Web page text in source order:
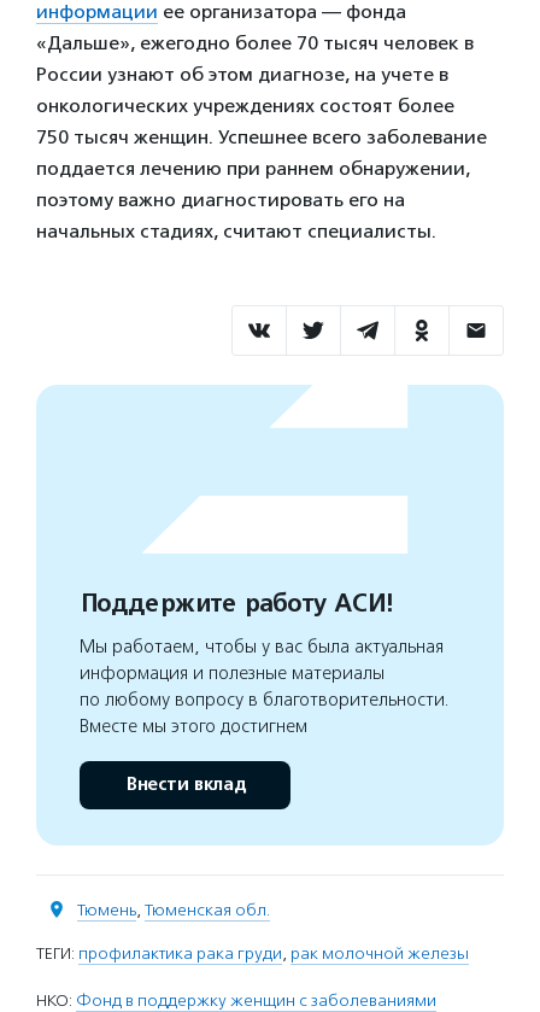
информации ее организатора — фонда
«Дальше», ежегодно более 70 тысяч человек в
России узнают об этом диагнозе, на учете в
онкологических учреждениях состоят более
750 тысяч женщин. Успешнее всего заболевание
поддается лечению при раннем обнаружении,
поэтому важно диагностировать его на
начальных стадиях, считают специалисты.
Поддержите работу АСИ!
Мы работаем, чтобы у вас была актуальная
информация и полезные материалы
по любому вопросу в благотворительности.
Вместе мы этого достигнем
Внести вклад
Тюмень, Тюменская обл.
ТЕГИ: профилактика рака груди, рак молочной железы
НКО: Фонд в поддержку женщин с заболеваниями